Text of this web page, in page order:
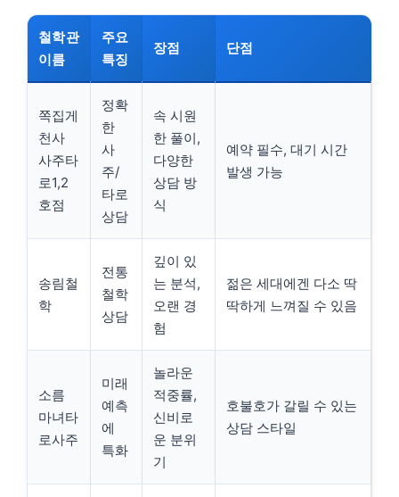
철학관
이름
주요
특징
장점 단점
쪽집게
천사
사주타
로1,2
호점
정확
한
사
주/
타로
상담
속 시원
한 풀이,
다양한
상담 방
식
예약 필수, 대기 시간
발생 가능
송림철
학
전통
철학
상담
깊이 있
는 분석,
오랜 경
험
젊은 세대에겐 다소 딱
딱하게 느껴질 수 있음
소름
마녀타
로사주
미래
예측
에
특화
놀라운
적중률,
신비로
운 분위
기
호불호가 갈릴 수 있는
상담 스타일